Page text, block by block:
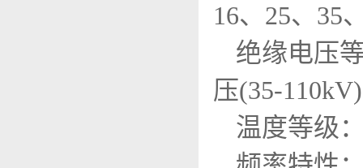
16、25、35
绝缘电压
压(35-110kV)
温度等级